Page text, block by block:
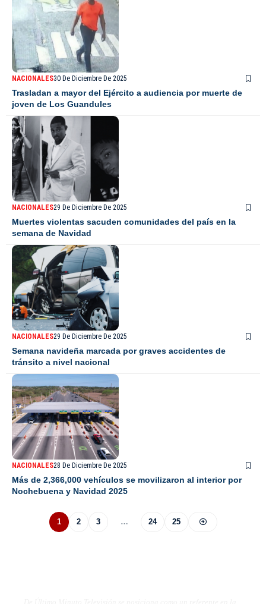
NACIONALES30 De Diciembre De 2025
Trasladan a mayor del Ejército a audiencia por muerte de
joven de Los Guandules
NACIONALES29 De Diciembre De 2025
Muertes violentas sacuden comunidades del país en la
semana de Navidad
NACIONALES29 De Diciembre De 2025
Semana navideña marcada por graves accidentes de
tránsito a nivel nacional
NACIONALES28 De Diciembre De 2025
Más de 2,366,000 vehículos se movilizaron al interior por
Nochebuena y Navidad 2025
1 2 3 … 24 25